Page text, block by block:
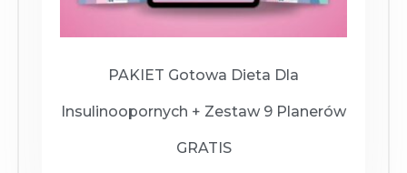
PAKIET Gotowa Dieta Dla
Insulinoopornych + Zestaw 9 Planerów
GRATIS